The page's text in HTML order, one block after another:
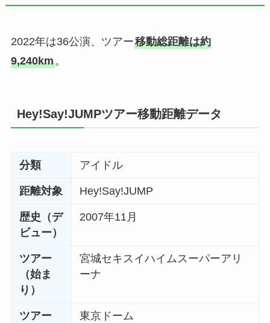
2022年は36公演、ツアー移動総距離は約
9,240km。
Hey!Say!JUMPツアー移動距離データ
分類 アイドル
距離対象 Hey!Say!JUMP
歴史（デ
ビュー）
2007年11月
ツアー
（始ま
り）
宮城セキスイハイムスーパーアリ
ーナ
ツアー
東京ドーム